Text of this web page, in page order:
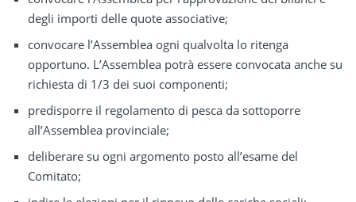
degli importi delle quote associative;
convocare l’Assemblea ogni qualvolta lo ritenga
opportuno. L’Assemblea potrà essere convocata anche su
richiesta di 1/3 dei suoi componenti;
predisporre il regolamento di pesca da sottoporre
all’Assemblea provinciale;
deliberare su ogni argomento posto all’esame del
Comitato;